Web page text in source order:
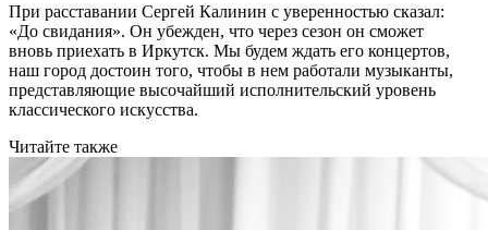
При расставании Сергей Калинин с уверенностью сказал:
«До свидания». Он убежден, что через сезон он сможет
вновь приехать в Иркутск. Мы будем ждать его концертов,
наш город достоин того, чтобы в нем работали музыканты,
представляющие высочайший исполнительский уровень
классического искусства.
Читайте также